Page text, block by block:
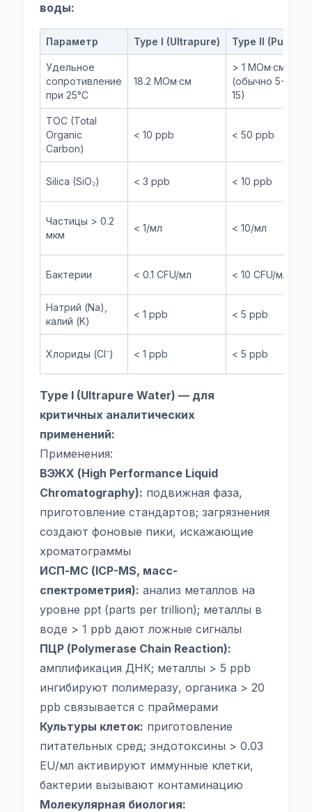
воды:
Параметр Type I (Ultrapure) Type II (Pure)
Удельное
сопротивление
при 25°C
18.2 МОм·см
> 1 МОм·см
(обычно 5-
15)
TOC (Total
Organic
Carbon)
< 10 ppb < 50 ppb
Silica (SiO₂) < 3 ppb < 10 ppb
Частицы > 0.2
мкм
< 1/мл < 10/мл
Бактерии < 0.1 CFU/мл < 10 CFU/мл
Натрий (Na),
калий (K)
< 1 ppb < 5 ppb
Хлориды (Cl⁻) < 1 ppb < 5 ppb
Type I (Ultrapure Water) — для
критичных аналитических
применений:
Применения:
ВЭЖХ (High Performance Liquid
Chromatography): подвижная фаза,
приготовление стандартов; загрязнения
создают фоновые пики, искажающие
хроматограммы
ИСП-МС (ICP-MS, масс-
спектрометрия): анализ металлов на
уровне ppt (parts per trillion); металлы в
воде > 1 ppb дают ложные сигналы
ПЦР (Polymerase Chain Reaction):
амплификация ДНК; металлы > 5 ppb
ингибируют полимеразу, органика > 20
ppb связывается с праймерами
Культуры клеток: приготовление
питательных сред; эндотоксины > 0.03
EU/мл активируют иммунные клетки,
бактерии вызывают контаминацию
Молекулярная биология: